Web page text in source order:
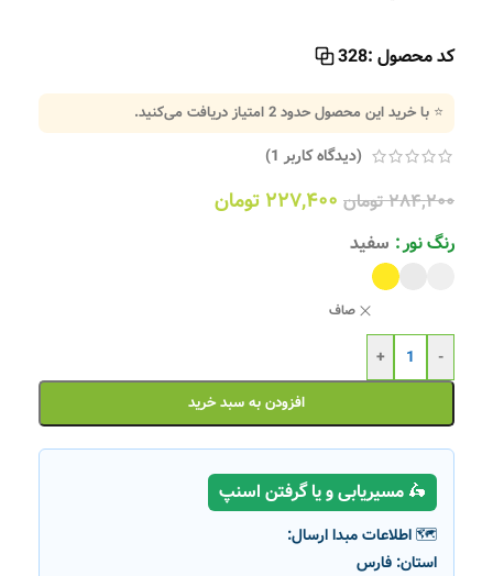
کد محصول :328
⭐ با خرید این محصول حدود2امتیاز دریافت می‌کنید.
(دیدگاه کاربر 1
)
۲۸۴,۲۰۰تومان ۲۲۷,۴۰۰ تومان
رنگ نور سفید
صاف
-
+
افزودن به سبد خرید
🛵 مسیریابی و یا گرفتن اسنپ
🗺️ اطلاعات مبدا ارسال:
استان: فارس